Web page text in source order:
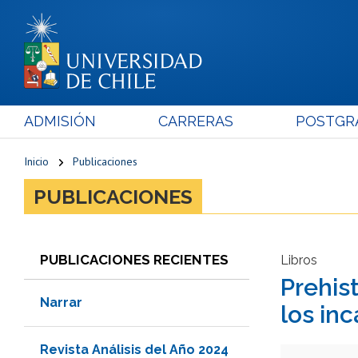
ADMISIÓN CARRERAS
Inicio Publicaciones
PUBLICACIONES
PUBLICACIONES RECIENTES
Narrar
Revista Análisis del Año 2024
Libros
los